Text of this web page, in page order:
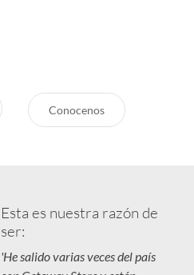
Conocenos
Esta es nuestra razón de
ser:
'He salido varias veces del país